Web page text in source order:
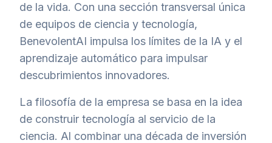
de la vida. Con una sección transversal única
de equipos de ciencia y tecnología,
BenevolentAI impulsa los límites de la IA y el
aprendizaje automático para impulsar
descubrimientos innovadores.
La filosofía de la empresa se basa en la idea
de construir tecnología al servicio de la
ciencia. Al combinar una década de inversión